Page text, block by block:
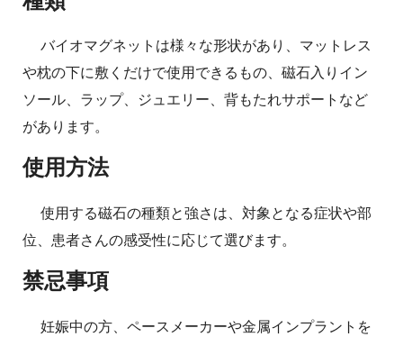
バイオマグネットは様々な形状があり、マットレス
や枕の下に敷くだけで使用できるもの、磁石入りイン
ソール、ラップ、ジュエリー、背もたれサポートなど
があります。
使用方法
使用する磁石の種類と強さは、対象となる症状や部
位、患者さんの感受性に応じて選びます。
禁忌事項
妊娠中の方、ペースメーカーや金属インプラントを